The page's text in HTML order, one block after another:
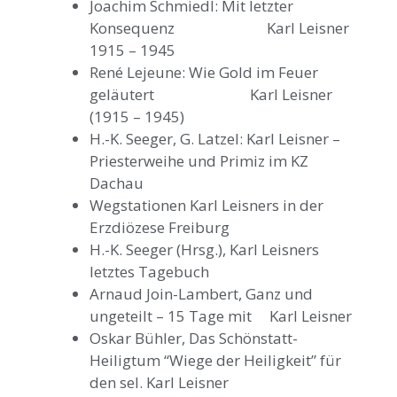
Joachim Schmiedl: Mit letzter
Konsequenz Karl Leisner
1915 – 1945
René Lejeune: Wie Gold im Feuer
geläutert Karl Leisner
(1915 – 1945)
H.-K. Seeger, G. Latzel: Karl Leisner –
Priesterweihe und Primiz im KZ
Dachau
Wegstationen Karl Leisners in der
Erzdiözese Freiburg
H.-K. Seeger (Hrsg.), Karl Leisners
letztes Tagebuch
Arnaud Join-Lambert, Ganz und
ungeteilt – 15 Tage mit Karl Leisner
Oskar Bühler, Das Schönstatt-
Heiligtum “Wiege der Heiligkeit” für
den sel. Karl Leisner